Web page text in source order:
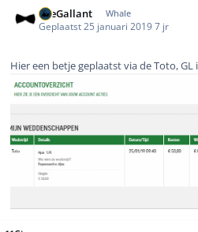
TheGallant Whale
Geplaatst25 januari 20197 jr
Hier een betje geplaatst via de Toto, GL